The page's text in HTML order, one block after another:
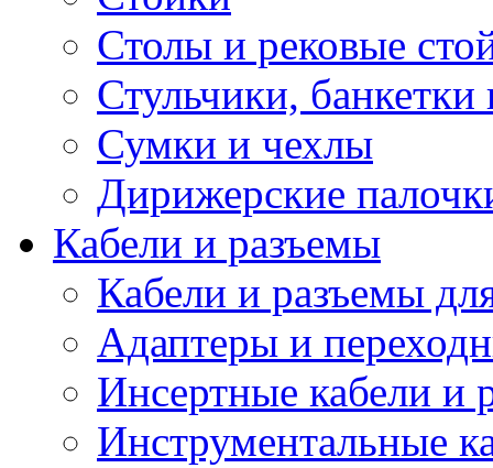
Столы и рековые
Стульчики, банкетки
Сумки и чехлы
Дирижерские
Кабели и разъемы
Кабели и разъемы
Адаптеры и
Инсертные кабели и
Инструментальные